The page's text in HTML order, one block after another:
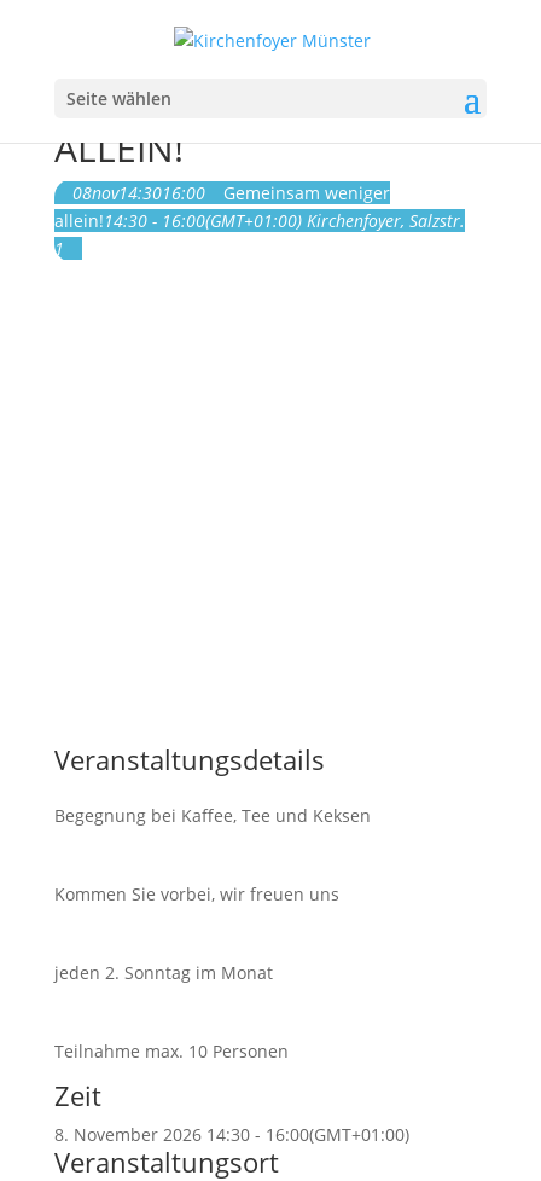
Seite wählen
GEMEINSAM WENIGER
ALLEIN!
08nov14:3016:00
Gemeinsam weniger
allein!14:30 - 16:00(GMT+01:00) Kirchenfoyer, Salzstr.
1
Veranstaltungsdetails
Begegnung bei Kaffee, Tee und Keksen
Kommen Sie vorbei, wir freuen uns
jeden 2. Sonntag im Monat
Teilnahme max. 10 Personen
Zeit
8. November 2026 14:30- 16:00(GMT+01:00)
Veranstaltungsort